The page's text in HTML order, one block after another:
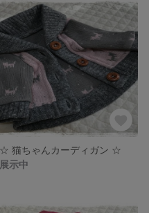
☆ 猫ちゃんカーディガン ☆
展示中